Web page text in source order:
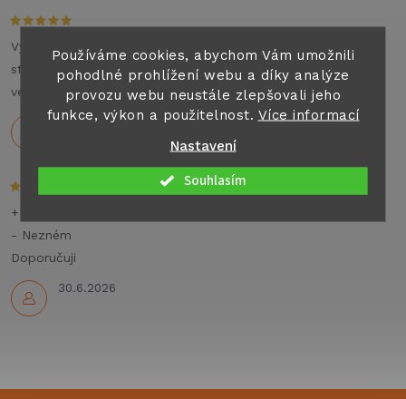
Používáme cookies, abychom Vám umožnili
pohodlné prohlížení webu a díky analýze
provozu webu neustále zlepšovali jeho
funkce, výkon a použitelnost. Více informací
Nastavení
Souhlasím
c
í
p
r
k
y
v
ý
i
Holeček
Výborné jednání , příjemný personál , auto top. Můžu na
stoprocent doporučit všem co hledají jakýkoliv pronájem
velkých aut nebo karavanu na dovolenou .
30.6.2026
+ Rychlé dodání,dobré ceny
- Nezném
Doporučuji